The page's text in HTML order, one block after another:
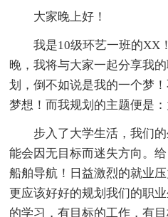
大家晚上好！
我是10级环艺一班的XX
晚，我将与大家一起分享我
划，倒不如说是我的一个梦
梦想！而我规划的主题便是：
步入了大学生活，我们
能会因无目标而迷失方向。
船舶导航！日益激烈的就业
更应该好好的规划我们的职
的学习，有目标的工作，有